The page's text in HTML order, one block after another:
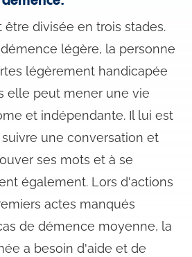
divisée en trois stades.
légère, la personne
légèrement handicapée
elle peut mener une vie
et indépendante. Il lui est
une conversation et
ses mots et à se
également. Lors d'actions
actes manqués
de démence moyenne, la
a besoin d'aide et de